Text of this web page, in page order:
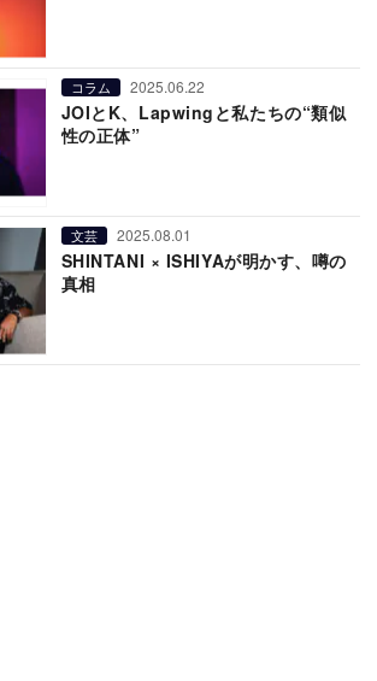
コラム 2025.06.22
JOIとK、Lapwingと私たちの“類似
性の正体”
文芸 2025.08.01
SHINTANI × ISHIYAが明かす、噂の
真相